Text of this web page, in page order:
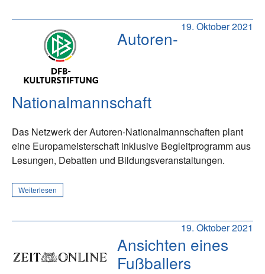
19. Oktober 2021
Autoren-
Nationalmannschaft
Das Netzwerk der Autoren-Nationalmannschaften plant
eine Europameisterschaft inklusive Begleitprogramm aus
Lesungen, Debatten und Bildungsveranstaltungen.
Weiterlesen
19. Oktober 2021
Ansichten eines
Fußballers